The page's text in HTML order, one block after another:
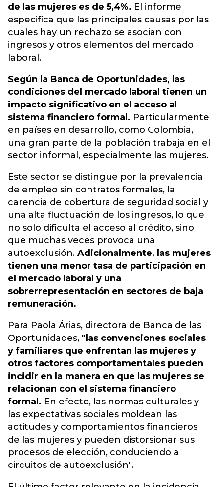
de las mujeres es de 5,4%. El informe
especifica que las principales causas por las
cuales hay un rechazo se asocian con
ingresos y otros elementos del mercado
laboral.
Según la Banca de Oportunidades, las
condiciones del mercado laboral tienen un
impacto significativo en el acceso al
sistema financiero formal. Particularmente
en países en desarrollo, como Colombia,
una gran parte de la población trabaja en el
sector informal, especialmente las mujeres.
Este sector se distingue por la prevalencia
de empleo sin contratos formales, la
carencia de cobertura de seguridad social y
una alta fluctuación de los ingresos, lo que
no solo dificulta el acceso al crédito, sino
que muchas veces provoca una
autoexclusión. Adicionalmente, las mujeres
tienen una menor tasa de participación en
el mercado laboral y una
sobrerrepresentación en sectores de baja
remuneración.
Para Paola Árias, directora de Banca de las
Oportunidades, "las convenciones sociales
y familiares que enfrentan las mujeres y
otros factores comportamentales pueden
incidir en la manera en que las mujeres se
relacionan con el sistema financiero
formal. En efecto, las normas culturales y
las expectativas sociales moldean las
actitudes y comportamientos financieros
de las mujeres y pueden distorsionar sus
procesos de elección, conduciendo a
circuitos de autoexclusión".